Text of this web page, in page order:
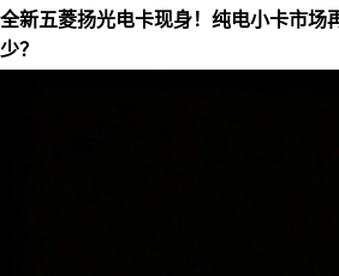
全新五菱扬光电卡现身！纯电小卡市场
少？